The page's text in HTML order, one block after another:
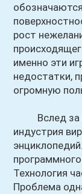
рост
именно эти
недостатки,
огромную
Вслед за
индустрия
Технология
Проблема